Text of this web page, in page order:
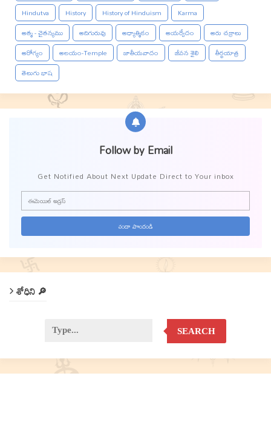
Hindutva
History History of Hinduism
Karma
ఆత్మ - చైతన్యము
ఆదిగురువు ఆధ్యాత్మికం ఆయర్వేదం
ఆరు చక్రాలు
ఆరోగ్యం
ఆలయం-Temple జాతీయవాదం జీవన శైలి
తీర్థయాత్ర
తెలుగు భాష
Follow by Email
Get Notified About Next Update Direct to Your inbox
శోధిని 🔎
SEARCH